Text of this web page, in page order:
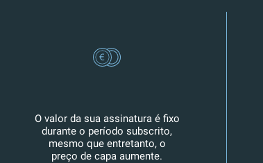
O valor da sua assinatura é fixo
durante o período subscrito,
mesmo que entretanto, o
preço de capa aumente.